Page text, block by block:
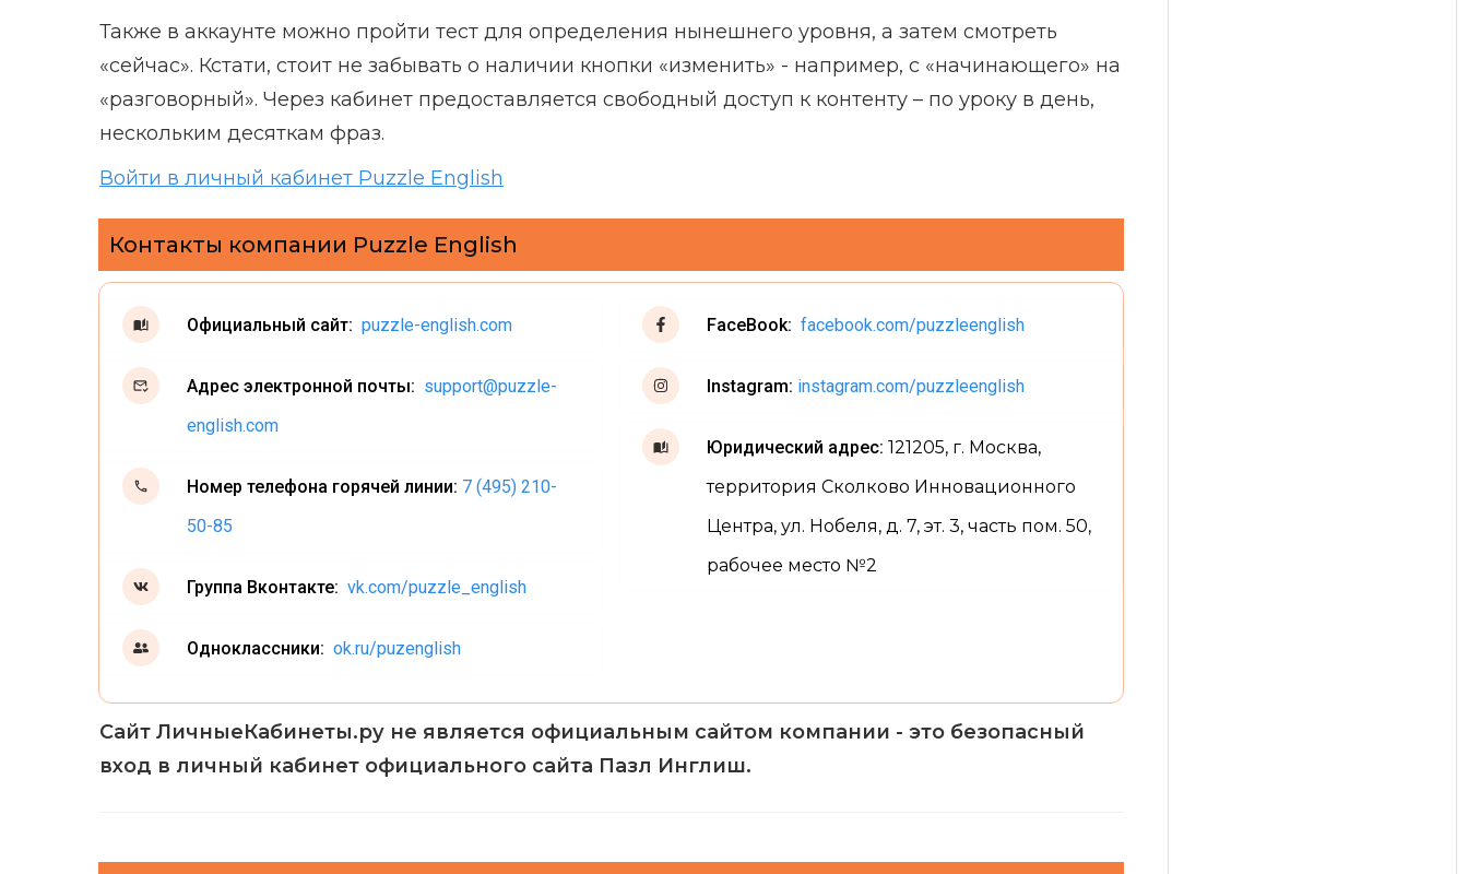
Также в аккаунте можно пройти тест для определения нынешнего уровня, а затем смотреть
«сейчас». Кстати, стоит не забывать о наличии кнопки «изменить» - например, с «начинающего» на
«разговорный». Через кабинет предоставляется свободный доступ к контенту – по уроку в день,
нескольким десяткам фраз.
Войти в личный кабинет Puzzle English
Контакты компании Puzzle English
Официальный сайт: puzzle-english.com
Адрес электронной почты: support@puzzle-
english.com
Номер телефона горячей линии: 7 (495) 210-
50-85
Группа Вконтакте: vk.com/puzzle_english
Одноклассники: ok.ru/puzenglish
FaceBook: facebook.com/puzzleenglish
Instagram: instagram.com/puzzleenglish
Юридический адрес: 121205, г. Москва,
территория Сколково Инновационного
Центра, ул. Нобеля, д. 7, эт. 3, часть пом. 50,
рабочее место №2
Сайт ЛичныеКабинеты.ру не является официальным сайтом компании - это безопасный
вход в личный кабинет официального сайта Пазл Инглиш.